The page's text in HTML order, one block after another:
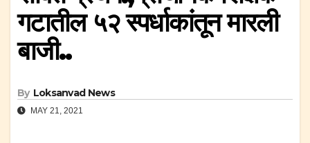
गटातील ५२ स्पर्धाकांतून मारली
बाजी..
By Loksanvad News
MAY 21, 2021